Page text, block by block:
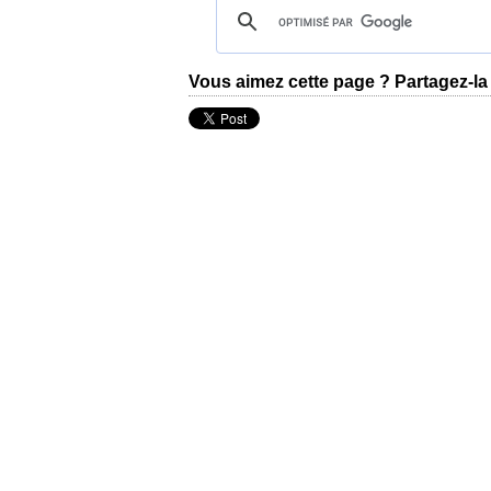
Vous aimez cette page ? Partagez-la